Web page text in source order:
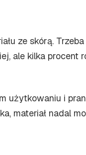
ze skórą.
ale kilka procent
użytkowaniu i
materiał nadal